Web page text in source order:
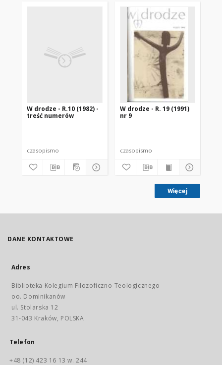
W drodze - R.10 (1982) -
treść numerów
czasopismo
W drodze - R. 19 (1991)
nr 9
czasopismo
Więcej
DANE KONTAKTOWE
Adres
Biblioteka Kolegium Filozoficzno-Teologicznego
oo. Dominikanów
ul. Stolarska 12
31-043 Kraków, POLSKA
Telefon
+48 (12) 423 16 13 w. 244